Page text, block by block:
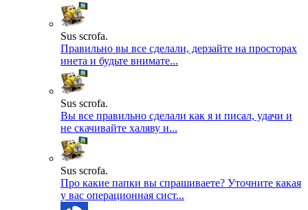
Sus scrofa.
Правильно вы все сделали, дерзайте на просторах
инета и будьте внимате...
Sus scrofa.
Вы все правильно сделали как я и писал, удачи и
не скачивайте халяву и...
Sus scrofa.
Про какие папки вы спрашиваете? Уточните какая
у вас операционная сист...